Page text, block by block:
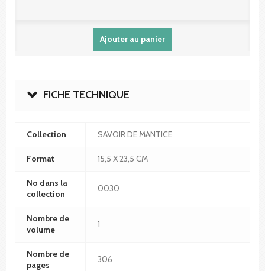
Ajouter au panier
FICHE TECHNIQUE
Collection SAVOIR DE MANTICE
Format 15,5 X 23,5 CM
No dans la
collection
0030
Nombre de
volume
1
Nombre de
pages
306